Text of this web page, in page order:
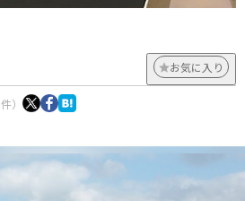
お気に入り
）